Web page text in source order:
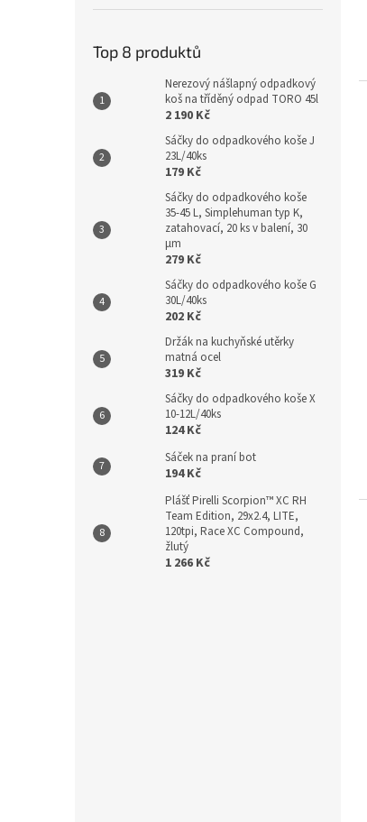
Top 8 produktů
Nerezový nášlapný odpadkový
koš na tříděný odpad TORO 45l
2 190 Kč
Sáčky do odpadkového koše J
23L/40ks
179 Kč
Sáčky do odpadkového koše
35-45 L, Simplehuman typ K,
zatahovací, 20 ks v balení, 30
µm
279 Kč
Sáčky do odpadkového koše G
30L/40ks
202 Kč
Držák na kuchyňské utěrky
matná ocel
319 Kč
Sáčky do odpadkového koše X
10-12L/40ks
124 Kč
Sáček na praní bot
194 Kč
Plášť Pirelli Scorpion™ XC RH
Team Edition, 29x2.4, LITE,
120tpi, Race XC Compound,
žlutý
1 266 Kč